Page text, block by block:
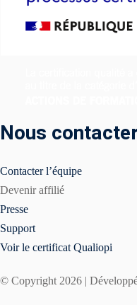
Nous
Contacter l’équipe
Devenir affilié
Presse
Support
Voir le certificat Qualiopi
© Copyright 2026 |